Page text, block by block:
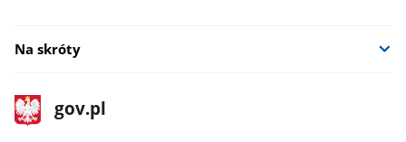
Na skróty
stopka
gov.pl
Strona
gov.pl